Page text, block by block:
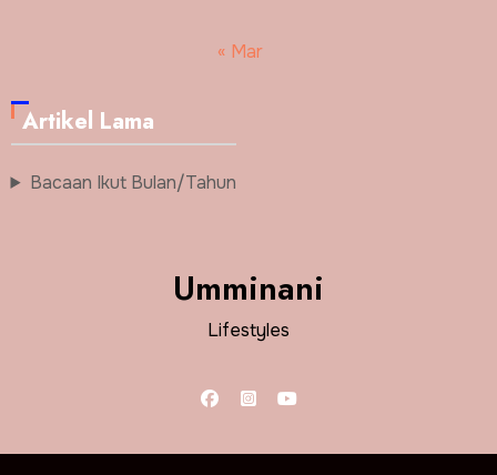
« Mar
Artikel Lama
Bacaan Ikut Bulan/Tahun
Umminani
Lifestyles